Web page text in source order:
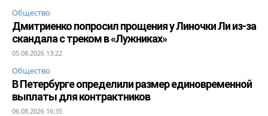
Общество
Дмитриенко попросил прощения у Линочки Ли из-за
скандала с треком в «Лужниках»
05.08.2026 13:22
Общество
В Петербурге определили размер единовременной
выплаты для контрактников
06.08.2026 16:35